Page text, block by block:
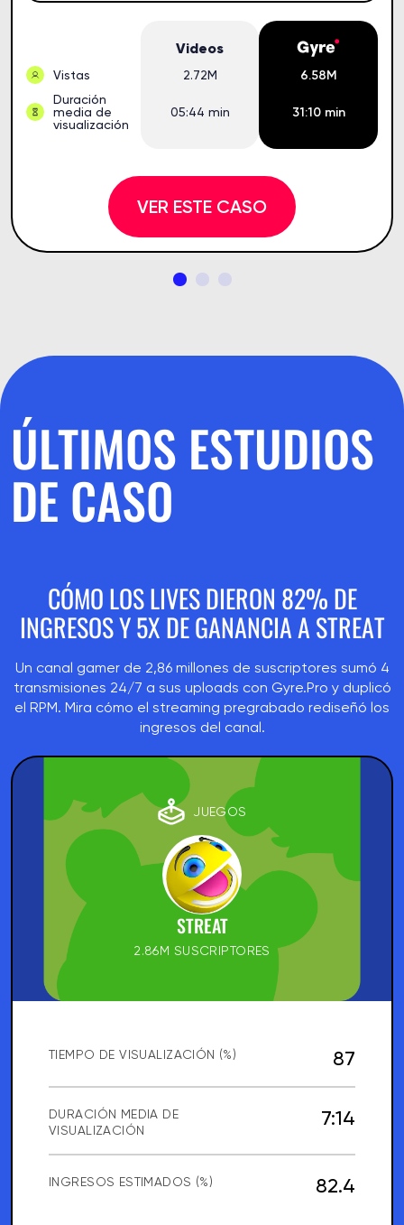
Videos
Vistas 2.72M 6.58M
Duración
media de
visualización
05:44 min 31:10 min
VER ESTE CASO
ÚLTIMOS ESTUDIOS
DE CASO
JUEGOS
STREAT
2.86M SUSCRIPTORES
TIEMPO DE VISUALIZACIÓN (%) 87
DURACIÓN MEDIA DE
VISUALIZACIÓN
7:14
INGRESOS ESTIMADOS (%) 82.4
CÓMO LOS LIVES DIERON 82% DE
INGRESOS Y 5X DE GANANCIA A STREAT
Un canal gamer de 2,86 millones de suscriptores sumó 4
transmisiones 24/7 a sus uploads con Gyre.Pro y duplicó
el RPM. Mira cómo el streaming pregrabado rediseñó los
ingresos del canal.